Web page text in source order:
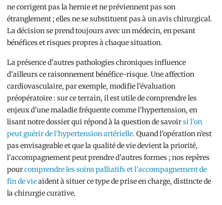
ne corrigent pas la hernie et ne préviennent pas son
étranglement ; elles ne se substituent pas à un avis chirurgical.
La décision se prend toujours avec un médecin, en pesant
bénéfices et risques propres à chaque situation.
La présence d’autres pathologies chroniques influence
d’ailleurs ce raisonnement bénéfice-risque. Une affection
cardiovasculaire, par exemple, modifie l’évaluation
préopératoire : sur ce terrain, il est utile de comprendre les
enjeux d’une maladie fréquente comme l’hypertension, en
lisant notre dossier qui répond à la question de savoirsi l’on
peut guérir de l’hypertension artérielle. Quand l’opération n’est
pas envisageable et que la qualité de vie devient la priorité,
l’accompagnement peut prendre d’autres formes ; nos repères
pourcomprendre les soins palliatifs et l’accompagnement de
fin de vieaident à situer ce type de prise en charge, distincte de
la chirurgie curative.